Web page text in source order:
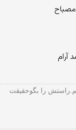
را بگوحقیقت